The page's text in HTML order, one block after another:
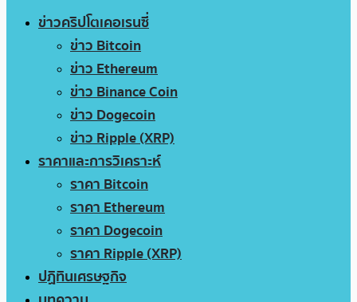
ข่าวคริปโตเคอเรนซี่
ข่าว Bitcoin
ข่าว Ethereum
ข่าว Binance Coin
ข่าว Dogecoin
ข่าว Ripple (XRP)
ราคาและการวิเคราะห์
ราคา Bitcoin
ราคา Ethereum
ราคา Dogecoin
ราคา Ripple (XRP)
ปฏิทินเศรษฐกิจ